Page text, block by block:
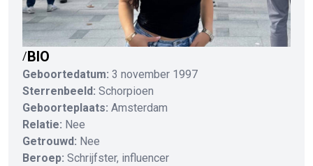
/BIO
Geboortedatum: 3 november 1997
Sterrenbeeld: Schorpioen
Geboorteplaats: Amsterdam
Relatie: Nee
Getrouwd: Nee
Beroep: Schrijfster, influencer